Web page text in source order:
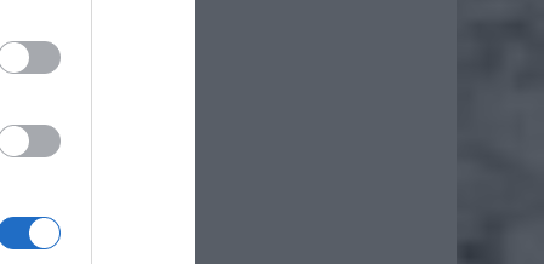
ma